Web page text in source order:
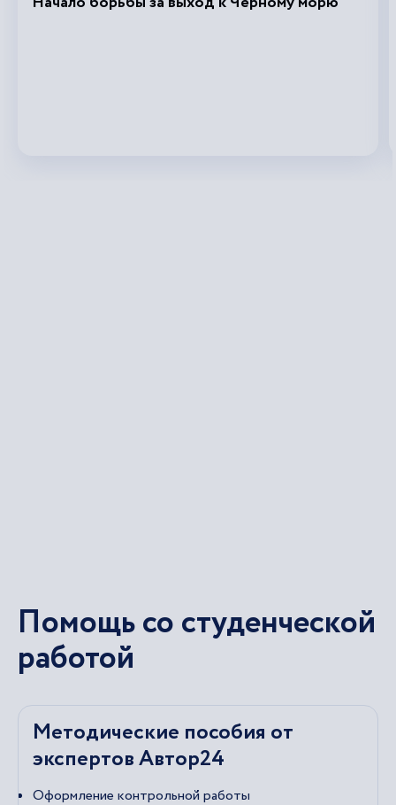
Помощь со студенческой
работой
Методические пособия от
экспертов Автор24
Оформление контрольной работы